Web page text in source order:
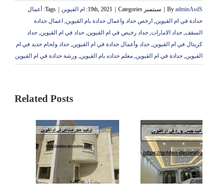
By adminAsdS
| سبتمبر 19th, 2021 | Categories: ام القيوين |
Tags: أعمال
حدادة في ام القيوين ارخص حداد واعمال حدادة بام القيوين اعمال حدادة
السقف حداد الامارات حداد رخيص في ام القيوين حداد في ام القيوين حداد
كريتال في ام القيوين حداد وأعمال حدادة في ام القيوين حداد ولحام حديد في ام
القيوين حدادة في ام القيوين معلم حداده بام القيوين ورشة حدادة في ام القيوين
Related Posts